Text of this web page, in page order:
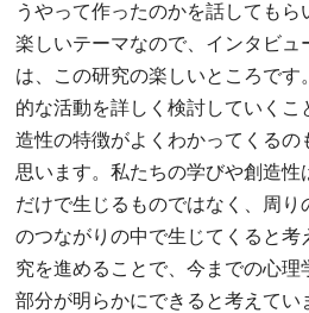
うやって作ったのかを話してもら
楽しいテーマなので、インタビュ
は、この研究の楽しいところです
的な活動を詳しく検討していくこ
造性の特徴がよくわかってくるの
思います。私たちの学びや創造性
だけで生じるものではなく、周り
のつながりの中で生じてくると考
究を進めることで、今までの心理
部分が明らかにできると考えてい